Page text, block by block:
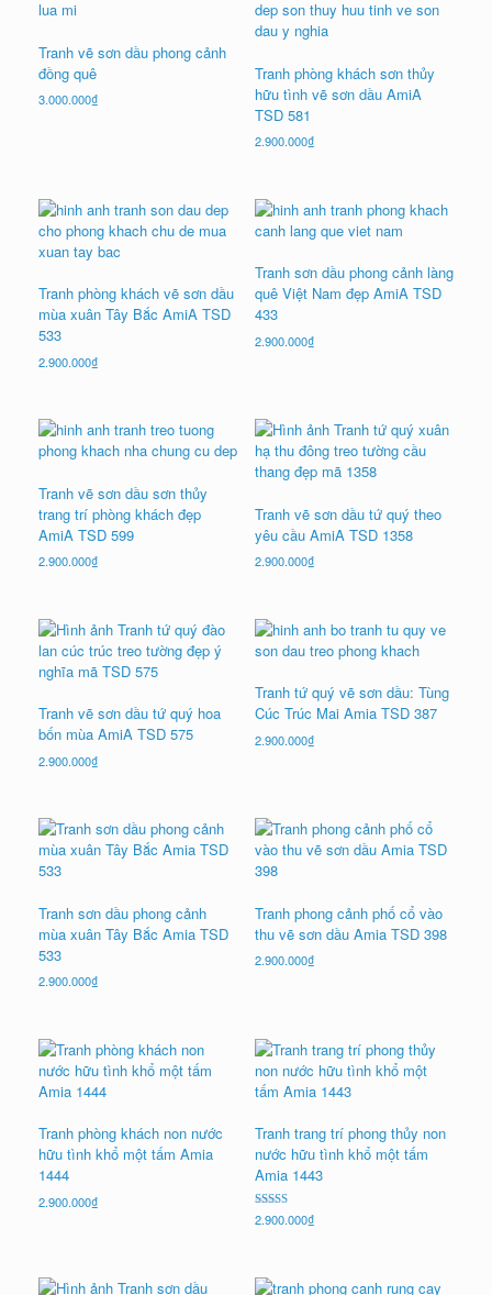
Tranh vẽ sơn dầu phong cảnh
đồng quê
3.000.000₫
Tranh phòng khách sơn thủy
hữu tình vẽ sơn dầu AmiA
TSD 581
2.900.000₫
Tranh phòng khách vẽ sơn dầu
mùa xuân Tây Bắc AmiA TSD
533
2.900.000₫
Tranh sơn dầu phong cảnh làng
quê Việt Nam đẹp AmiA TSD
433
2.900.000₫
Tranh vẽ sơn dầu sơn thủy
trang trí phòng khách đẹp
AmiA TSD 599
2.900.000₫
Tranh vẽ sơn dầu tứ quý theo
yêu cầu AmiA TSD 1358
2.900.000₫
Tranh vẽ sơn dầu tứ quý hoa
bốn mùa AmiA TSD 575
2.900.000₫
Tranh tứ quý vẽ sơn dầu: Tùng
Cúc Trúc Mai Amia TSD 387
2.900.000₫
Tranh sơn dầu phong cảnh
mùa xuân Tây Bắc Amia TSD
533
2.900.000₫
Tranh phong cảnh phố cổ vào
thu vẽ sơn dầu Amia TSD 398
2.900.000₫
Tranh phòng khách non nước
hữu tình khổ một tấm Amia
1444
2.900.000₫
Tranh trang trí phong thủy non
nước hữu tình khổ một tấm
Amia 1443
Được xếp
hạng
2.900.000₫